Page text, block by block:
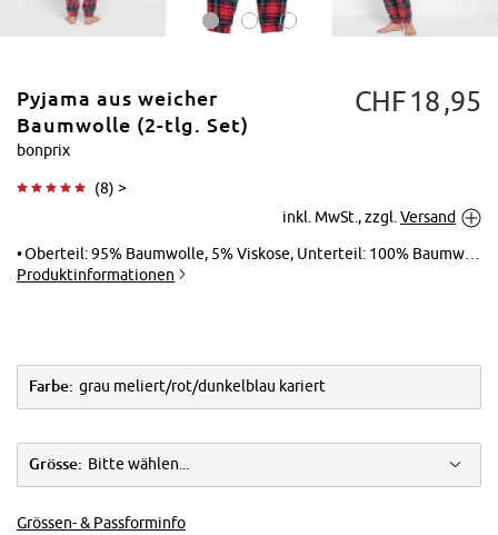
Vergrößern
Pyjama aus weicher
Baumwolle (2-tlg. Set)
bonprix
(8) >
CHF18 95
inkl. MwSt., zzgl. Versand
Oberteil: 95% Baumwolle, 5% Viskose, Unterteil: 100% Baumwolle
Produktinformationen
Farbe: grau meliert/rot/dunkelblau kariert
Grösse: Bitte wählen...
Grössen- & Passforminfo